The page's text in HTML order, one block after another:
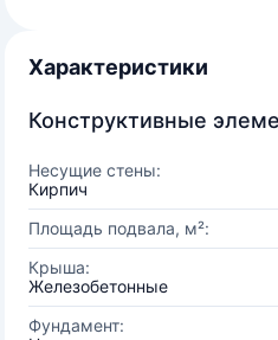
Характеристики
Конструктивные
Несущие стены:
Кирпич
Площадь подвала, м²:
Крыша:
Железобетонные
Фундамент: